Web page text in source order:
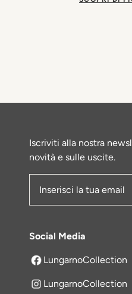
Iscriviti alla nostra
novità e sulle uscite.
Indirizzo e-mail
Social Media
LungarnoCollection
si apre in una nuova
LungarnoCollection